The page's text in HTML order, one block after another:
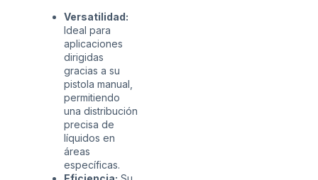
Versatilidad:
Ideal para
aplicaciones
dirigidas
gracias a su
pistola manual,
permitiendo
una distribución
precisa de
líquidos en
áreas
específicas.